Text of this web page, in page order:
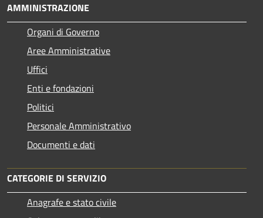
AMMINISTRAZIONE
Organi di Governo
Aree Amministrative
Uffici
Enti e fondazioni
Politici
Personale Amministrativo
Documenti e dati
CATEGORIE DI SERVIZIO
Anagrafe e stato civile